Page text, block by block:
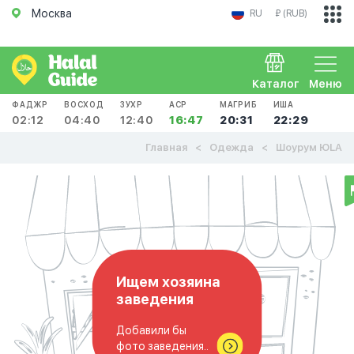
Москва RU ₽ (RUB)
Меню
Каталог
ФАДЖР
02:12
ВОСХОД
04:40
ЗУХР
12:40
АСР
16:47
МАГРИБ
20:31
ИША
22:29
Главная Одежда Шоурум ЮLА
Ищем хозяина
заведения
Добавили бы
фото заведения..